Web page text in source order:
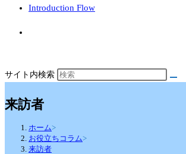
Introduction Flow
サイト内検索
来訪者
ホーム>
お役立ちコラム>
来訪者